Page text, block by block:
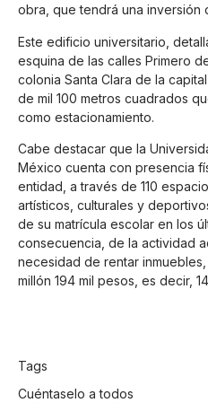
obra, que tendrá una inversión
Este edificio universitario,
esquina de las calles Primero
colonia Santa Clara de la
de mil 100 metros cuadrados
como estacionamiento.
Cabe destacar que la
México cuenta con presencia
entidad, a través de 110
artísticos, culturales y
de su matrícula escolar en los
consecuencia, de la actividad
necesidad de rentar
millón 194 mil pesos, es decir,
Tags
Cuéntaselo a todos